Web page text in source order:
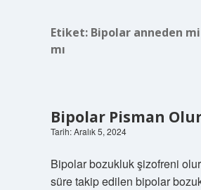
Etiket: Bipolar anneden
mı
Bipolar Pisman
Tarih: Aralık 5, 2024
Bipolar bozukluk şizofreni
süre takip edilen bipolar